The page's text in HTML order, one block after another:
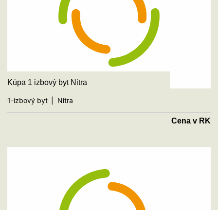
Kúpa 1 izbový byt Nitra
1-izbový byt Nitra
Cena v RK